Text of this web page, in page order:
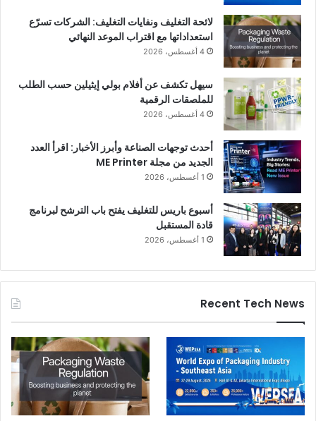
لائحة التغليف ونفايات التغليف: الشركات تسرّع
استعداداتها مع اقتراب الموعد النهائي
4 أغسطس، 2026
سيهل تكشف عن أفلام بولي إيثيلين حسب الطلب
للملصقات الرقمية
4 أغسطس، 2026
أحدث توجهات الصناعة وأبرز الأخبار: اقرأ العدد
الجديد من مجلة ME Printer
1 أغسطس، 2026
أسبوع باريس للتغليف يفتح باب الترشح لبرنامج
قادة المستقبل
1 أغسطس، 2026
Recent Tech News